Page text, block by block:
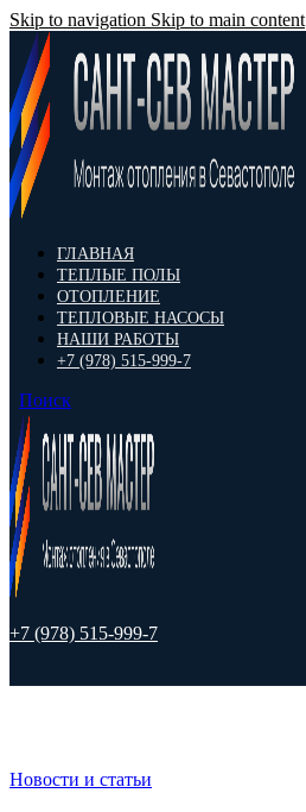
Skip to navigation Skip to main content
ГЛАВНАЯ
ТЕПЛЫЕ ПОЛЫ
ОТОПЛЕНИЕ
ТЕПЛОВЫЕ НАСОСЫ
НАШИ РАБОТЫ
+7 (978) 515-999-7
Поиск
+7 (978) 515-999-7
Новости и статьи